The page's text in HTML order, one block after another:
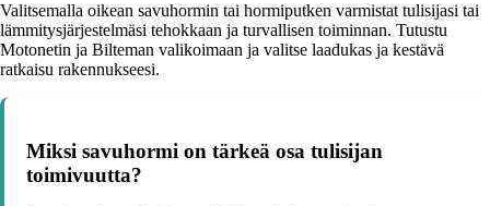
Valitsemalla oikean savuhormin tai hormiputken varmistat tulisijasi tai
lämmitysjärjestelmäsi tehokkaan ja turvallisen toiminnan. Tutustu
Motonetin ja Bilteman valikoimaan ja valitse laadukas ja kestävä
ratkaisu rakennukseesi.
Miksi savuhormi on tärkeä osa tulisijan
toimivuutta?